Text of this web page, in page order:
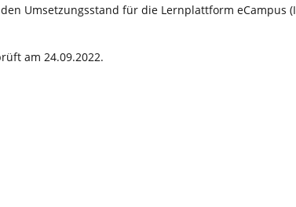
Umsetzungsstand für die Lernplattform eCampus
am 24.09.2022.